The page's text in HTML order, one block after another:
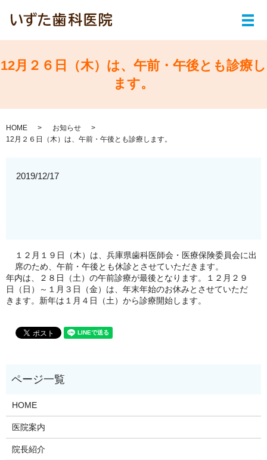
メ
12月２６日（木）は、午前・午後とも診療し
ます。
HOME
お知らせ
12月２６日（木）は、午前・午後とも診療します。
2019/12/17
１２月１９日（木）は、兵庫県歯科医師会・医療保険委員会に出
席のため、午前・午後とも休診とさせていただきます。
年内は、２８日（土）の午前診療が最後となります。１２月２９
日（日）～１月３日（金）は、年末年始のお休みとさせていただ
きます。新年は１月４日（土）から診療開始します。
HOME
医院案内
院長紹介